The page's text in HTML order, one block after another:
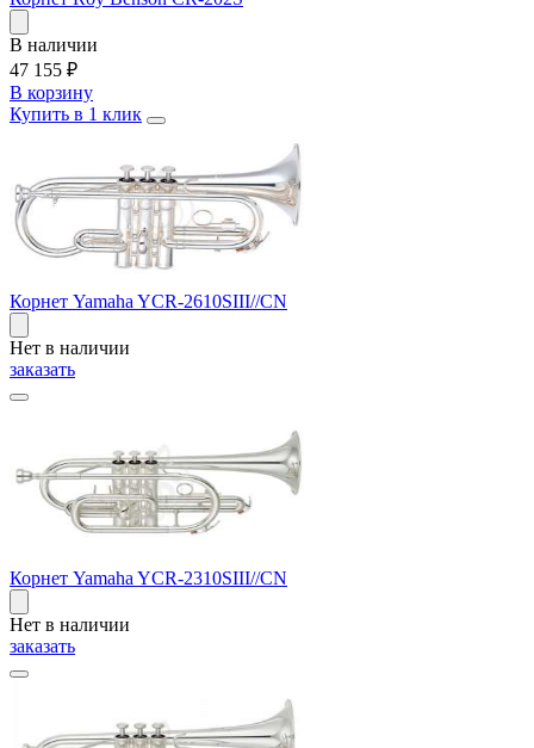
В наличии
47 155 ₽
В корзину
Купить в 1 клик
Корнет Yamaha YCR-2610SIII//CN
Нет в наличии
заказать
Корнет Yamaha YCR-2310SIII//CN
Нет в наличии
заказать